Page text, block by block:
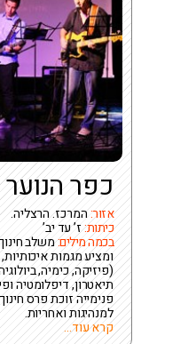
כפר
אזור:המרכז. הרצליה.
כיתות:ז’ עד יב’
בכמה מילים:משלב
ומציע מגמות
(פיזיקה, כימיה,
תיאטרון, דיפלומטיה
פנימייה זוכת פרס
למנהיגות ואחריות.
קרא עוד...